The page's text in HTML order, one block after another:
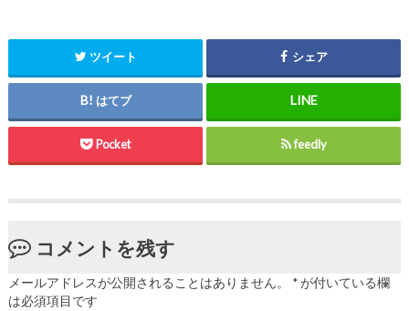
ツイート シェア
はてブ
Pocket feedly
コメントを残す
メールアドレスが公開されることはありません。 *が付いている欄
は必須項目です